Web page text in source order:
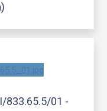
833.65.5/01 -